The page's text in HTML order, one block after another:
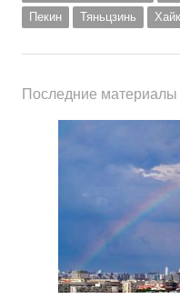
Пекин
Тяньцзинь
Последние материалы